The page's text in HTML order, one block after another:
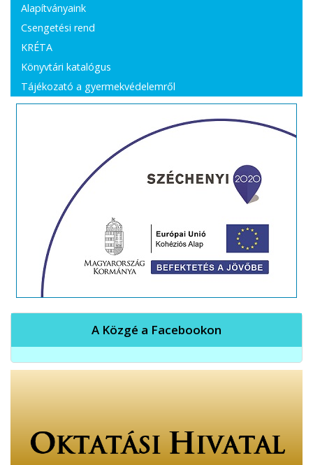
Alapítványaink
Csengetési rend
KRÉTA
Könyvtári katalógus
Tájékozató a gyermekvédelemről
A Közgé a Facebookon